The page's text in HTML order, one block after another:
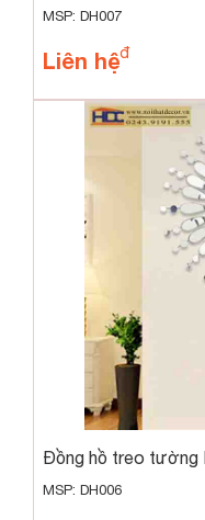
MSP: DH007
Liên hệ
Đồng hồ treo tường
MSP: DH006